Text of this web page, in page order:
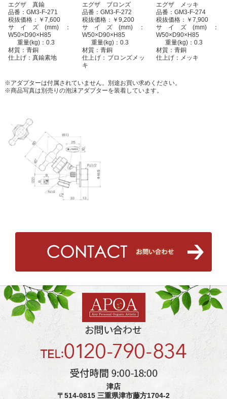
エグザ 真鍮
品番：GM3-F-271
税抜価格：￥7,600
サイズ(mm)：
W50×D90×H85
重量(kg)：0.3
材質：青銅
仕上げ：真鍮素地
エグザ ブロンズ
品番：GM3-F-272
税抜価格：￥9,200
サイズ(mm)：
W50×D90×H85
重量(kg)：0.3
材質：青銅
仕上げ：ブロンズメッ
キ
エグザ メッキ
品番：GM3-F-274
税抜価格：￥7,900
サイズ(mm)：
W50×D90×H85
重量(kg)：0.3
材質：青銅
仕上げ：メッキ
※アダプターは付属されていません。別途お買い求めください。
※商品写真は別売りの泡沫アダプターを装着しています。
津店
〒514-0815 三重県津市藤方1704-2